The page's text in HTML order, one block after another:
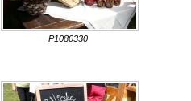
P1080330